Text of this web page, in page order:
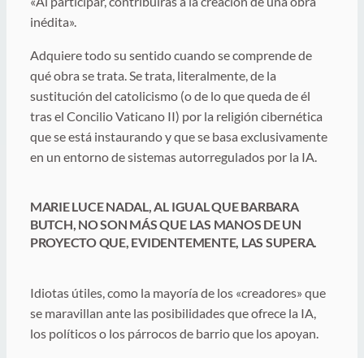
inédita».
Adquiere todo su sentido cuando se comprende de
qué obra se trata. Se trata, literalmente, de la
sustitución del catolicismo (o de lo que queda de él
tras el Concilio Vaticano II) por la religión cibernética
que se está instaurando y que se basa exclusivamente
en un entorno de sistemas autorregulados por la IA.
MARIE LUCE NADAL, AL IGUAL QUE BARBARA
BUTCH, NO SON MÁS QUE LAS MANOS DE UN
PROYECTO QUE, EVIDENTEMENTE, LAS SUPERA.
Idiotas útiles, como la mayoría de los «creadores» que
se maravillan ante las posibilidades que ofrece la IA,
los políticos o los párrocos de barrio que los apoyan.